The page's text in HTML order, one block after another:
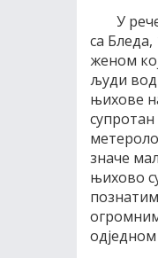
У
са Бледа,
женом
људи
њихове
значе
њихово
одједном